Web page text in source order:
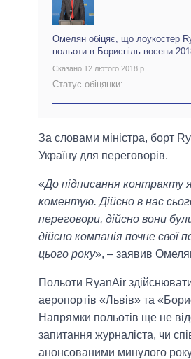
Омелян обіцяє, що лоукостер
польоти в Бориспіль восени
Сказано 12 лютого 2018 р.
Статус обіцянки:
За словами міністра, борт
Україну для переговорів.
«До підписання контракту
коментую. Дійсно в нас
переговори, дійсно вони
дійсно компанія почне свої
цього року», – заявив
Польоти RyanAir
аеропортів «Львів» та
Напрямки польотів ще не
запитання журналіста, чи
анонсованими минулого